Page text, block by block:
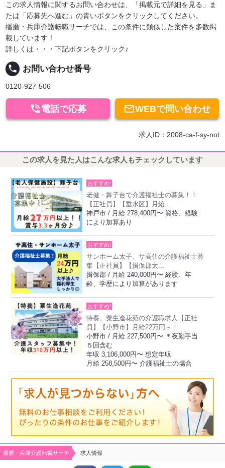
この求人情報に関するお問い合わせは、「掲載元で詳細を見る」ま
たは「応募先へ進む」の青いボタンをクリックしてください。
播磨・兵庫介護転職サーチでは、この条件に類似した案件を多数掲
載しています！
詳しくは・・・下記ボタンをクリック♪
local_phone お問い合わせ番号
0120-927-506
WEBで問い合わせ
 電話で応募
求人ID：2008-ca-f-sy-not
この求人を見た人はこんな求人もチェックしています
おすすめ!
老健・舞子台で介護福祉士の募集！！
【正社員】【垂水区】月給...
神戸市 / 月給 278,400円〜 資格、経験
により加算あり
おすすめ!
サンホーム太子、サ高住の介護福祉士募
集【正社員】【揖保郡太...
揖保郡 / 月給 240,000円〜 経験、年
齢、学歴により加算があります
おすすめ!
特養、粟生逢花苑の介護職求人【正社
員】【小野市】月給22万円～！
小野市 / 月給 227,500円〜 ＊夜勤手当
５回含む
年収 3,106,000円〜 想定年収
月給 258,500円〜 介護福祉士の場合
播磨・兵庫介護転職サーチ 求人情報